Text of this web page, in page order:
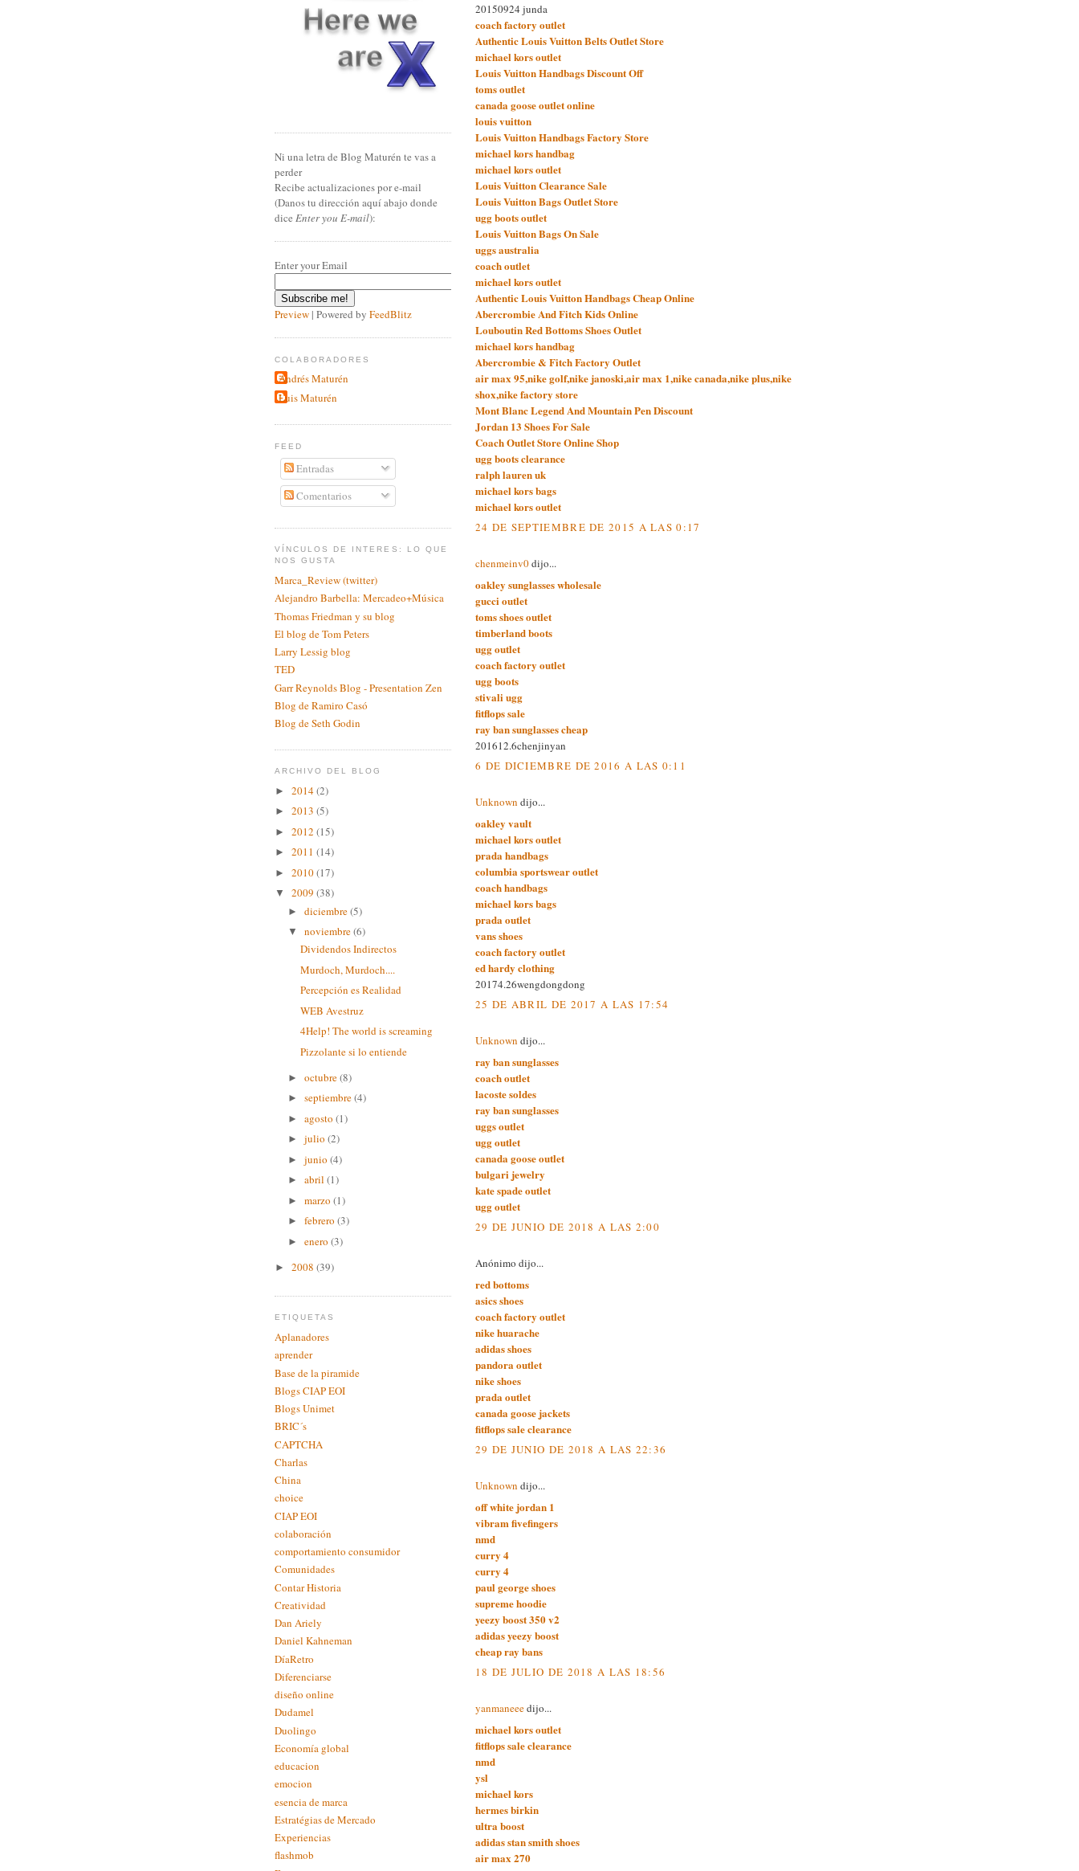
20150924 junda
coach factory outlet
Authentic Louis Vuitton Belts Outlet Store
michael kors outlet
Louis Vuitton Handbags Discount Off
toms outlet
canada goose outlet online
louis vuitton
Louis Vuitton Handbags Factory Store
michael kors handbag
michael kors outlet
Louis Vuitton Clearance Sale
Louis Vuitton Bags Outlet Store
ugg boots outlet
Louis Vuitton Bags On Sale
uggs australia
coach outlet
michael kors outlet
Authentic Louis Vuitton Handbags Cheap Online
Abercrombie And Fitch Kids Online
Louboutin Red Bottoms Shoes Outlet
michael kors handbag
Abercrombie & Fitch Factory Outlet
air max 95,nike golf,nike janoski,air max 1,nike canada,nike plus,nike
shox,nike factory store
Mont Blanc Legend And Mountain Pen Discount
Jordan 13 Shoes For Sale
Coach Outlet Store Online Shop
ugg boots clearance
ralph lauren uk
michael kors bags
michael kors outlet
24 DE SEPTIEMBRE DE 2015 A LAS 0:17
chenmeinv0dijo...
oakley sunglasses wholesale
gucci outlet
toms shoes outlet
timberland boots
ugg outlet
coach factory outlet
ugg boots
stivali ugg
fitflops sale
ray ban sunglasses cheap
201612.6chenjinyan
6 DE DICIEMBRE DE 2016 A LAS 0:11
Unknown dijo...
oakley vault
michael kors outlet
prada handbags
columbia sportswear outlet
coach handbags
michael kors bags
prada outlet
vans shoes
coach factory outlet
ed hardy clothing
20174.26wengdongdong
25 DE ABRIL DE 2017 A LAS 17:54
Unknown dijo...
ray ban sunglasses
coach outlet
lacoste soldes
ray ban sunglasses
uggs outlet
ugg outlet
canada goose outlet
bulgari jewelry
kate spade outlet
ugg outlet
29 DE JUNIO DE 2018 A LAS 2:00
Anónimo dijo...
red bottoms
asics shoes
coach factory outlet
nike huarache
adidas shoes
pandora outlet
nike shoes
prada outlet
canada goose jackets
fitflops sale clearance
29 DE JUNIO DE 2018 A LAS 22:36
Unknown dijo...
off white jordan 1
vibram fivefingers
nmd
curry 4
curry 4
paul george shoes
supreme hoodie
yeezy boost 350 v2
adidas yeezy boost
cheap ray bans
18 DE JULIO DE 2018 A LAS 18:56
yanmaneeedijo...
michael kors outlet
fitflops sale clearance
nmd
ysl
michael kors
hermes birkin
ultra boost
adidas stan smith shoes
air max 270
Ni una letra de Blog Maturén te vas a
perder
Recibe actualizaciones por e-mail
(Danos tu dirección aquí abajo donde
dice Enter you E-mail):
Enter your Email
Preview | Powered by FeedBlitz
COLABORADORES
Andrés Maturén
Luis Maturén
FEED
Entradas
Comentarios
VÍNCULOS DE INTERES: LO QUE
NOS GUSTA
Marca_Review (twitter)
Alejandro Barbella: Mercadeo+Música
Thomas Friedman y su blog
El blog de Tom Peters
Larry Lessig blog
TED
Garr Reynolds Blog - Presentation Zen
Blog de Ramiro Casó
Blog de Seth Godin
ARCHIVO DEL BLOG
► 2014(2)
► 2013 (5)
► 2012 (15)
► 2011 (14)
► 2010(17)
▼ 2009 (38)
► diciembre(5)
▼ noviembre(6)
Dividendos Indirectos
Murdoch, Murdoch....
Percepción es Realidad
WEB Avestruz
4Help! The world is screaming
Pizzolante si lo entiende
► octubre(8)
► septiembre(4)
► agosto (1)
► julio (2)
► junio (4)
► abril (1)
► marzo (1)
► febrero (3)
► enero (3)
► 2008 (39)
ETIQUETAS
Aplanadores
aprender
Base de la piramide
Blogs CIAP EOI
Blogs Unimet
BRIC´s
CAPTCHA
Charlas
China
choice
CIAP EOI
colaboración
comportamiento consumidor
Comunidades
Contar Historia
Creatividad
Dan Ariely
Daniel Kahneman
DíaRetro
Diferenciarse
diseño online
Dudamel
Duolingo
Economía global
educacion
emocion
esencia de marca
Estratégias de Mercado
Experiencias
flashmob